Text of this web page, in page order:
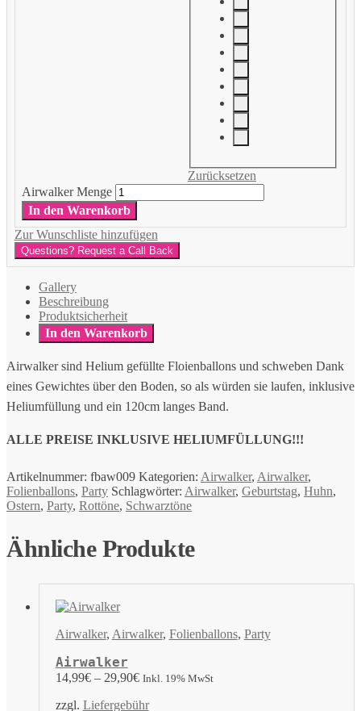
Zurücksetzen
Airwalker Menge
In den Warenkorb
Zur Wunschliste hinzufügen
Questions? Request a Call Back
Gallery
Beschreibung
Produktsicherheit
In den Warenkorb
Airwalker sind Helium gefüllte Floienballons und schweben Dank
eines Gewichtes über den Boden, so als würden sie laufen, inklusive
Heliumfüllung und ein 120cm langes Band.
ALLE PREISE INKLUSIVE HELIUMFÜLLUNG!!!
Artikelnummer: fbaw009 Kategorien: Airwalker, Airwalker,
Folienballons, Party Schlagwörter: Airwalker, Geburtstag, Huhn,
Ostern, Party, Rottöne, Schwarztöne
Ähnliche Produkte
Airwalker, Airwalker, Folienballons, Party
Airwalker
14,99€– 29,90€ Inkl. 19% MwSt
zzgl. Liefergebühr